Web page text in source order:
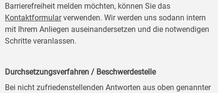
Barrierefreiheit melden möchten, können Sie das
Kontaktformularverwenden. Wir werden uns sodann intern
mit Ihrem Anliegen auseinandersetzen und die notwendigen
Schritte veranlassen.
Durchsetzungsverfahren / Beschwerdestelle
Bei nicht zufriedenstellenden Antworten aus oben genannter